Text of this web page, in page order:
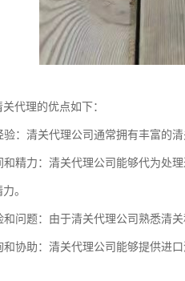
代理的优点如下：
验：清关代理公司通常拥有丰富的
和精力：清关代理公司能够代为处
。
和问题：由于清关代理公司熟悉清
和协助：清关代理公司能够提供进